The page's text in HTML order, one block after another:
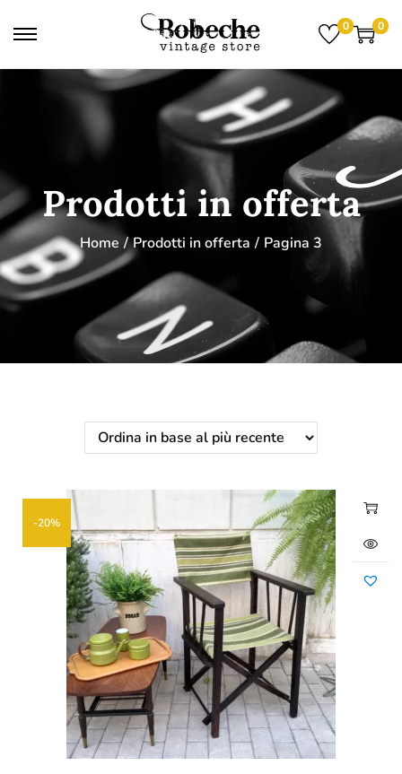
0 0
Prodotti in offerta
Home / Prodotti in offerta / Pagina 3
-20%